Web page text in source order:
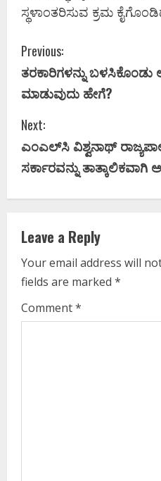
ಸ್ಥಳಾಂತರಿಸುವ ಕ್ರಮ
C
o
n
t
i
n
u
e
R
e
Previous:
ತರಕಾರಿಗಳನ್ನು
ಮಾಡುವುದು ಹೇಗೆ?
Next:
ಎಂಎಲ್‌ಸಿ ವಿಶ್ವನಾಥ್
ಸರ್ಕಾರವನ್ನು ತಾತ್ಕಾಲಿಕವಾಗಿ
Leave a Reply
Your email address will
fields are marked *
Comment*